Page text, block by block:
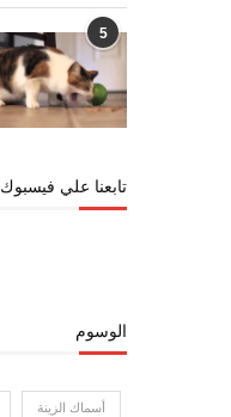
5
تابعنا علي فيسبوك
الوسوم
أسماك الزينة